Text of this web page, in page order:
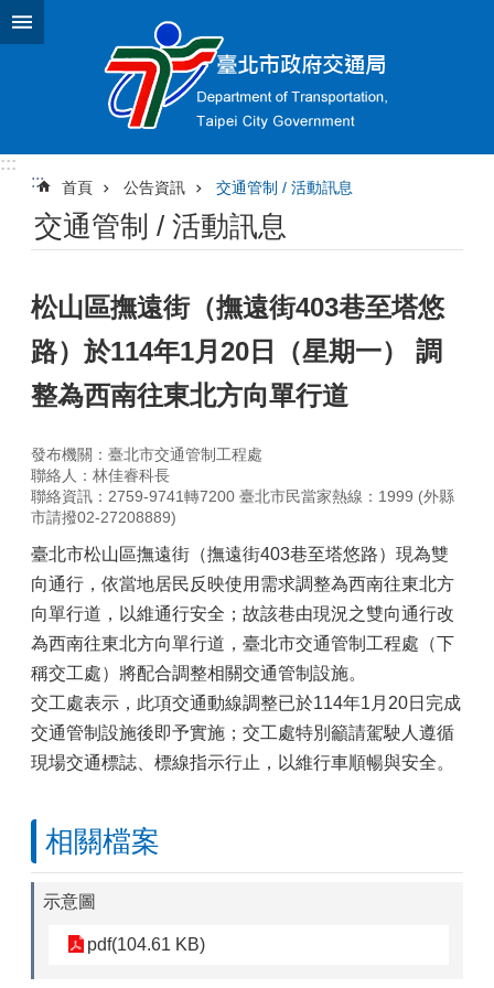
跳到主要內容區塊
:::
:::
首頁 公告資訊 交通管制 / 活動訊息
交通管制 / 活動訊息
松山區撫遠街（撫遠街403巷至塔悠
路）於114年1月20日（星期一） 調
整為西南往東北方向單行道
發布機關：臺北市交通管制工程處
聯絡人：林佳睿科長
聯絡資訊：2759-9741轉7200 臺北市民當家熱線：1999 (外縣
市請撥02-27208889)
臺北市松山區撫遠街（撫遠街403巷至塔悠路）現為雙
向通行，依當地居民反映使用需求調整為西南往東北方
向單行道，以維通行安全；故該巷由現況之雙向通行改
為西南往東北方向單行道，臺北市交通管制工程處（下
稱交工處）將配合調整相關交通管制設施。
交工處表示，此項交通動線調整已於114年1月20日完成
交通管制設施後即予實施；交工處特別籲請駕駛人遵循
現場交通標誌、標線指示行止，以維行車順暢與安全。
相關檔案
示意圖
pdf(104.61 KB)